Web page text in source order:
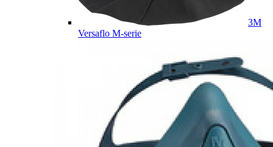
3M
Versaflo M-serie